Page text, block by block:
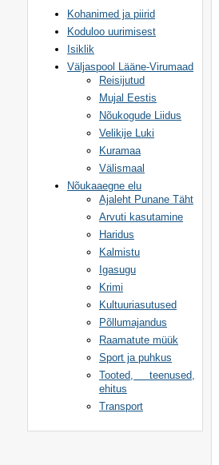
Kohanimed ja piirid
Koduloo uurimisest
Isiklik
Väljaspool Lääne-Virumaad
Reisijutud
Mujal Eestis
Nõukogude Liidus
Velikije Luki
Kuramaa
Välismaal
Nõukaaegne elu
Ajaleht Punane Täht
Arvuti kasutamine
Haridus
Kalmistu
Igasugu
Krimi
Kultuuriasutused
Põllumajandus
Raamatute müük
Sport ja puhkus
Tooted, teenused,
ehitus
Transport